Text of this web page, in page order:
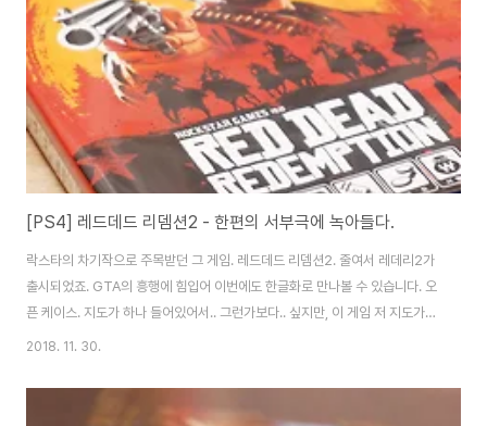
니다. 개인적으로는 아주 좋았어요. ^^ 어트랙션을 이용한 스킬들도 많이 나오
는데, 이것 또한 보..
[PS4] 레드데드 리뎀션2 - 한편의 서부극에 녹아들다.
락스타의 차기작으로 주목받던 그 게임. 레드데드 리뎀션2. 줄여서 레데리2가
출시되었죠. GTA의 흥행에 힘입어 이번에도 한글화로 만나볼 수 있습니다. 오
픈 케이스. 지도가 하나 들어있어서.. 그런가보다.. 싶지만, 이 게임 저 지도가
필요할 정도로 엄청난 맵 크기를 자랑합니다. 실제로 전 옆에다 지도 붙여놓고
치도 두장 연달아 하기 때문에 시간 엄청 걸립니다. 자, 게임을 만나볼까요? 레
데리1 이전의 이야기입니다. 시대 배경은 1899년도. 무법자와 총잡이의 시대
2018. 11. 30.